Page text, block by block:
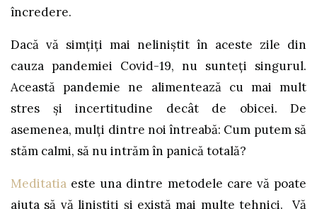
încredere.
Dacă vă simțiți mai neliniștit în aceste zile din
cauza pandemiei Covid-19, nu sunteți singurul.
Această pandemie ne alimentează cu mai mult
stres și incertitudine decât de obicei. De
asemenea, mulți dintre noi întreabă: Cum putem să
stăm calmi, să nu intrăm în panică totală?
Meditatia este una dintre metodele care vă poate
ajuta să vă liniștiți și există mai multe tehnici. Vă